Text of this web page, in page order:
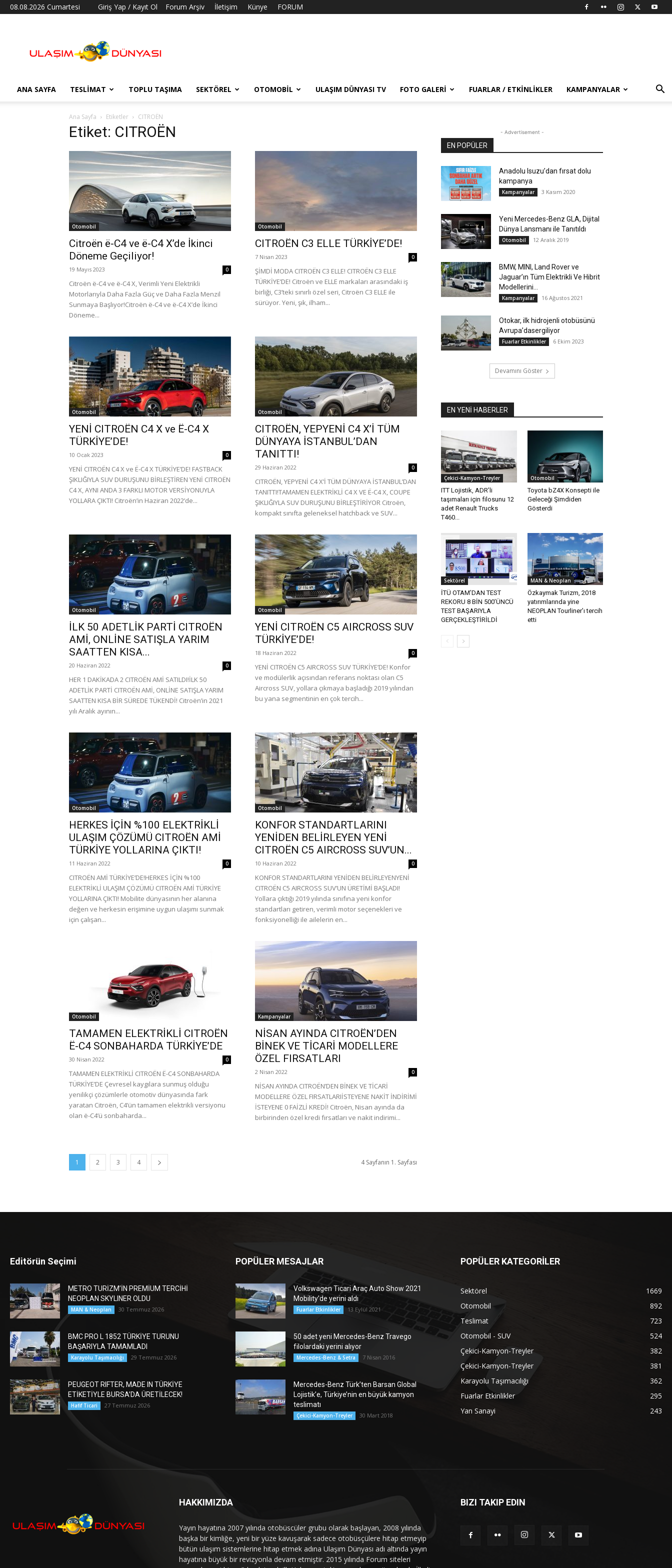
08.08.2026 Cumartesi Giriş Yap / Kayıt Ol Forum Arşiv İletişim Künye FORUM
Dünyası
ANA SAYFA TESLIMAT TOPLU TAŞIMA SEKTÖREL OTOMOBIL ULAŞIM DÜNYASI TV FOTO GALERI FUARLAR / ETKINLIKLER KAMPANYALAR
Ana Sayfa Etiketler CITROËN
Etiket: CITROËN
Otomobil
Citroën ë-C4 ve ë-C4 X’de İkinci
Döneme Geçiliyor!
19 Mayıs 2023 0
Citroën ë-C4 ve ë-C4 X, Verimli Yeni Elektrikli
Motorlarıyla Daha Fazla Güç ve Daha Fazla Menzil
Sunmaya Başlıyor!Citroën ë-C4 ve ë-C4 X’de İkinci
Döneme...
Otomobil
CITROËN C3 ELLE TÜRKİYE’DE!
7 Nisan 2023 0
ŞİMDİ MODA CITROËN C3 ELLE! CITROËN C3 ELLE
TÜRKİYE’DE! Citroën ve ELLE markaları arasındaki iş
birliği, C3’teki sınırlı özel seri, Citroën C3 ELLE ile
sürüyor. Yeni, şık, ilham...
Otomobil
YENİ CITROËN C4 X ve Ë-C4 X
TÜRKİYE’DE!
10 Ocak 2023 0
YENİ CITROËN C4 X ve Ë-C4 X TÜRKİYE’DE! FASTBACK
ŞIKLIĞIYLA SUV DURUŞUNU BİRLEŞTİREN YENİ CITROËN
C4 X, AYNI ANDA 3 FARKLI MOTOR VERSİYONUYLA
YOLLARA ÇIKTI! Citroën’in Haziran 2022’de...
Otomobil
CITROËN, YEPYENİ C4 X’İ TÜM
DÜNYAYA İSTANBUL’DAN
TANITTI!
29 Haziran 2022 0
CITROËN, YEPYENİ C4 X’İ TÜM DÜNYAYA İSTANBUL’DAN
TANITTI!TAMAMEN ELEKTRİKLİ C4 X VE Ë-C4 X, COUPE
ŞIKLIĞIYLA SUV DURUŞUNU BİRLEŞTİRİYOR Citroën,
kompakt sınıfta geleneksel hatchback ve SUV...
Otomobil
İLK 50 ADETLİK PARTİ CITROËN
AMİ, ONLİNE SATIŞLA YARIM
SAATTEN KISA...
20 Haziran 2022 0
HER 1 DAKİKADA 2 CITROËN AMİ SATILDI!İLK 50
ADETLİK PARTİ CITROËN AMİ, ONLİNE SATIŞLA YARIM
SAATTEN KISA BİR SÜREDE TÜKENDİ! Citroën’in 2021
yılı Aralık ayının...
Otomobil
YENİ CITROËN C5 AIRCROSS SUV
TÜRKİYE’DE!
18 Haziran 2022 0
YENİ CITROËN C5 AIRCROSS SUV TÜRKİYE’DE! Konfor
ve modülerlik açısından referans noktası olan C5
Aircross SUV, yollara çıkmaya başladığı 2019 yılından
bu yana segmentinin en çok tercih...
Otomobil
HERKES İÇİN %100 ELEKTRİKLİ
ULAŞIM ÇÖZÜMÜ CITROËN AMİ
TÜRKİYE YOLLARINA ÇIKTI!
11 Haziran 2022 0
CITROËN AMİ TÜRKİYE’DE!HERKES İÇİN %100
ELEKTRİKLİ ULAŞIM ÇÖZÜMÜ CITROËN AMİ TÜRKİYE
YOLLARINA ÇIKTI! Mobilite dünyasının her alanına
değen ve herkesin erişimine uygun ulaşımı sunmak
için çalışan...
Otomobil
KONFOR STANDARTLARINI
YENİDEN BELİRLEYEN YENİ
CITROËN C5 AIRCROSS SUV’UN...
10 Haziran 2022 0
KONFOR STANDARTLARINI YENİDEN BELİRLEYENYENİ
CITROËN C5 AIRCROSS SUV’UN ÜRETİMİ BAŞLADI!
Yollara çıktığı 2019 yılında sınıfına yeni konfor
standartları getiren, verimli motor seçenekleri ve
fonksiyonelliği ile ailelerin en...
Otomobil
TAMAMEN ELEKTRİKLİ CITROËN
Ë-C4 SONBAHARDA TÜRKİYE’DE
30 Nisan 2022 0
TAMAMEN ELEKTRİKLİ CITROËN Ë-C4 SONBAHARDA
TÜRKİYE’DE Çevresel kaygılara sunmuş olduğu
yenilikçi çözümlerle otomotiv dünyasında fark
yaratan Citroën, C4’ün tamamen elektrikli versiyonu
olan ë-C4’ü sonbaharda...
Kampanyalar
NİSAN AYINDA CITROËN’DEN
BİNEK VE TİCARİ MODELLERE
ÖZEL FIRSATLARI
2 Nisan 2022 0
NİSAN AYINDA CITROËN’DEN BİNEK VE TİCARİ
MODELLERE ÖZEL FIRSATLARIİSTEYENE NAKİT İNDİRİMİ
İSTEYENE 0 FAİZLİ KREDİ! Citroën, Nisan ayında da
birbirinden özel kredi fırsatları ve nakit indirimi...
1 2 3 4 4 Sayfanın 1. Sayfası
- Advertisement -
EN POPÜLER
Anadolu Isuzu’dan fırsat dolu
kampanya
Kampanyalar 3 Kasım 2020
Yeni Mercedes-Benz GLA, Dijital
Dünya Lansmanı ile Tanıtıldı
Otomobil 12 Aralık 2019
BMW, MINI, Land Rover ve
Jaguar’ın Tüm Elektrikli Ve Hibrit
Modellerini...
Kampanyalar 16 Ağustos 2021
Otokar, ilk hidrojenli otobüsünü
Avrupa’dasergiliyor
Fuarlar Etkinlikler 6 Ekim 2023
Devamını Göster
EN YENİ HABERLER
Çekici-Kamyon-Treyler
ITT Lojistik, ADR’li
taşımaları için filosunu 12
adet Renault Trucks
T460...
Otomobil
Toyota bZ4X Konsepti ile
Geleceği Şimdiden
Gösterdi
Sektörel
İTÜ OTAM’DAN TEST
REKORU 8 BİN 500’ÜNCÜ
TEST BAŞARIYLA
GERÇEKLEŞTİRİLDİ
MAN & Neoplan
Özkaymak Turizm, 2018
yatırımlarında yine
NEOPLAN Tourliner’ı tercih
etti
Editörün Seçimi
METRO TURİZM’İN PREMİUM TERCİHİ
NEOPLAN SKYLINER OLDU
MAN & Neoplan 30 Temmuz 2026
BMC PRO L 1852 TÜRKİYE TURUNU
BAŞARIYLA TAMAMLADI
Karayolu Taşımacılığı 29 Temmuz 2026
PEUGEOT RIFTER, MADE IN TÜRKİYE
ETİKETİYLE BURSA’DA ÜRETİLECEK!
Hafif Ticari 27 Temmuz 2026
POPÜLER MESAJLAR
Volkswagen Ticari Araç Auto Show 2021
Mobility’de yerini aldı
Fuarlar Etkinlikler 13 Eylül 2021
50 adet yeni Mercedes-Benz Travego
filolardaki yerini alıyor
Mercedes-Benz & Setra 7 Nisan 2016
Mercedes-Benz Türk’ten Barsan Global
Lojistik’e, Türkiye’nin en büyük kamyon
teslimatı
Çekici-Kamyon-Treyler 30 Mart 2018
POPÜLER KATEGORİLER
Sektörel
1669
Otomobil
892
Teslimat
723
Otomobil - SUV
524
Çekici-Kamyon-Treyler
382
Çekici-Kamyon-Treyler
381
Karayolu Taşımacılığı
362
Fuarlar Etkinlikler
295
Yan Sanayi
243
HAKKIMIZDA
Yayın hayatına 2007 yılında otobüscüler grubu olarak başlayan, 2008 yılında
başka bir kimliğe, yeni bir yüze kavuşarak sadece otobüsçülere hitap etmeyip
bütün ulaşım sistemlerine hitap etmek adına Ulaşım Dünyası adı altında yayın
hayatına büyük bir revizyonla devam etmiştir. 2015 yılında Forum siteleri
BIZI TAKIP EDIN